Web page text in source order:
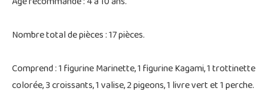
Nombre total de pièces : 17 pièces.
Comprend : 1 figurine Marinette, 1 figurine Kagami, 1 trottinette
colorée, 3 croissants, 1 valise, 2 pigeons, 1 livre vert et 1 perche.